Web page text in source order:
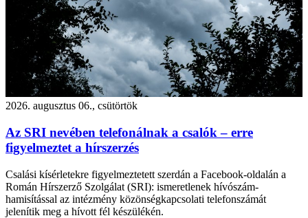
2026. augusztus 06., csütörtök
Az SRI nevében telefonálnak a csalók – erre
figyelmeztet a hírszerzés
Csalási kísérletekre figyelmeztetett szerdán a Facebook-oldalán a
Román Hírszerző Szolgálat (SRI): ismeretlenek hívószám-
hamisítással az intézmény közönségkapcsolati telefonszámát
jelenítik meg a hívott fél készülékén.